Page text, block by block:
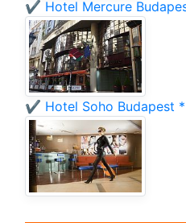
✔️ Hotel Mercure
✔️ Hotel Soho Budapest